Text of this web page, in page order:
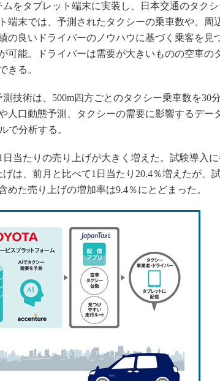
をタブレット端末に実装し、日本交通のタクシ
端末では、予測されたタクシーの乗車数や、周
の良いドライバーのノウハウに基づく乗客を見
可能。ドライバーは需要が大きいものの空車の
きる。
技術は、500m四方ごとのタクシー乗車数を30
人口動態予測、タクシーの需要に影響するデー
で分析する。
当たりの売り上げが大きく増えた。試験導入に
は、前月と比べて1日当たり20.4％増えたが、
めた売り上げの増加率は9.4％にとどまった。